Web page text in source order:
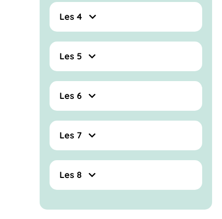
Les 4
Les 5
Les 6
Les 7
Les 8